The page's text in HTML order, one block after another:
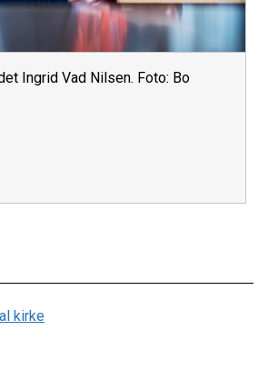
Ingrid Vad Nilsen. Foto: Bo
kirke